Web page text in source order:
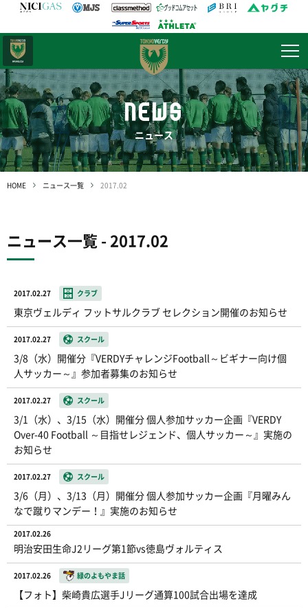
NEWS
ニュース
HOME ニュース一覧 2017.02
ニュース一覧 - 2017.02
2017.02.27 クラブ
東京ヴェルディ フットサルクラブ セレクション開催のお知らせ
2017.02.27 スクール
3/8（水）開催分『VERDYチャレンジFootball～ビギナー向け個
人サッカー～』参加者募集のお知らせ
2017.02.27 スクール
3/1（水）、3/15（水）開催分 個人参加サッカー企画『VERDY
Over-40 Football ～目指せレジェンド、個人サッカー～』実施の
お知らせ
2017.02.27 スクール
3/6（月）、3/13（月）開催分 個人参加サッカー企画『月曜みん
なで蹴りマンデー！』実施のお知らせ
2017.02.26
明治安田生命J2リーグ第1節vs徳島ヴォルティス
2017.02.26 緑のよもやま話
【フォト】柴崎貴広選手Jリーグ通算100試合出場を達成